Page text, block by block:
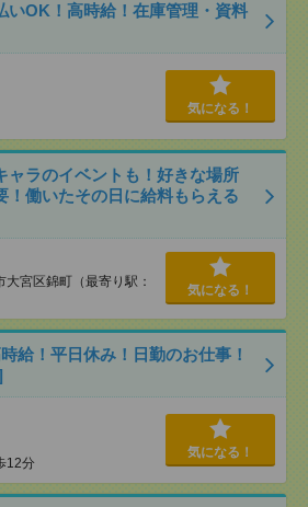
いOK！高時給！在庫管理・資料
気になる！
ャラのイベントも！好きな場所
働いたその日に給料もらえる
宮区錦町（最寄り駅：
気になる！
給！平日休み！日勤のお仕事！
12分
気になる！